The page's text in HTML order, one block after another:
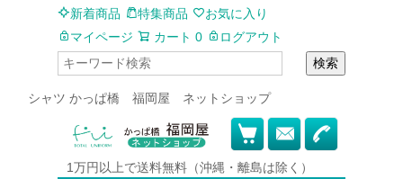
新着商品 特集商品
お気に入り
マイページ
カート 0
ログアウト
検索
シャツ かっぱ橋 福岡屋 ネットショップ
1万円以上で送料無料 （沖縄・離島は除く）